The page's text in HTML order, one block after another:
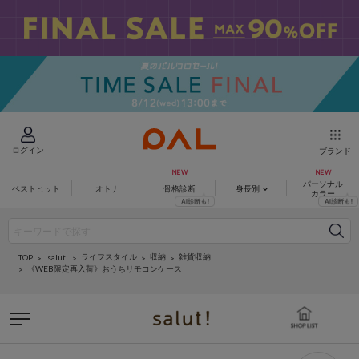
ログイン ブランド
ベストヒット オトナ 骨格診断 身長別
パーソナル
カラー
TOP salut! ライフスタイル 収納
雑貨収納
《WEB限定再入荷》おうちリモコンケース